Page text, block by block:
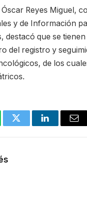
Reyes Miguel,
y de Información
destacó que se tienen
del registro y
de los
Twitter LinkedIn